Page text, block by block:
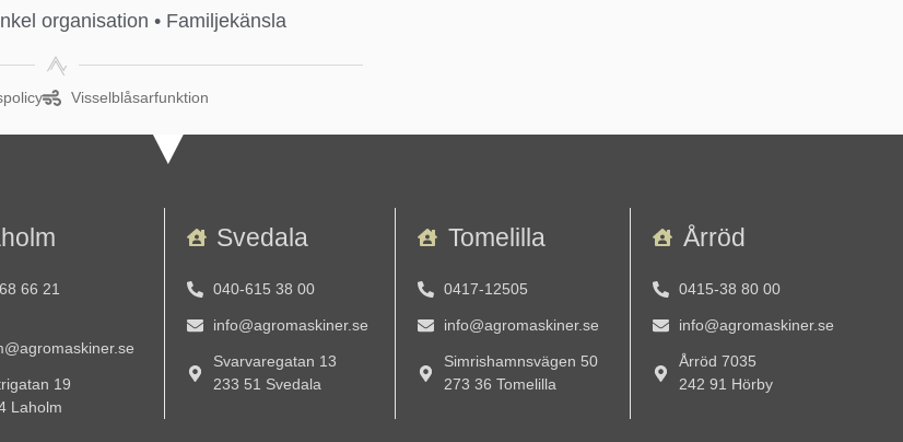
organisation • Familjekänsla
Visselblåsarfunktion
66 21
19
Laholm
Svedala
040-615 38 00
info@agromaskiner.se
Svarvaregatan 13
233 51 Svedala
Tomelilla
0417-12505
info@agromaskiner.se
Simrishamnsvägen 50
273 36 Tomelilla
Årröd
0415-38 80 00
info@agromaskiner.se
Årröd 7035
242 91 Hörby